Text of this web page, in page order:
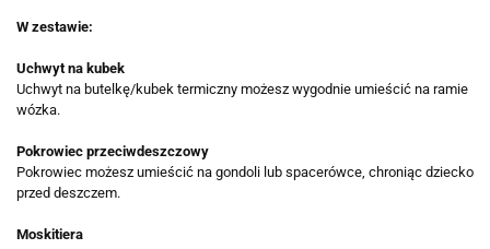
W zestawie:
Uchwyt na kubek
Uchwyt na butelkę/kubek termiczny możesz wygodnie umieścić na ramie
wózka.
Pokrowiec przeciwdeszczowy
Pokrowiec możesz umieścić na gondoli lub spacerówce, chroniąc dziecko
przed deszczem.
Moskitiera